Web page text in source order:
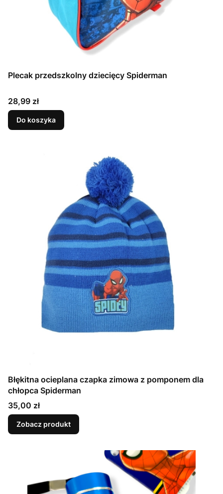
Plecak przedszkolny dziecięcy Spiderman
Cena
28,99 zł
Do koszyka
Błękitna ocieplana czapka zimowa z pomponem dla
chłopca Spiderman
Cena
35,00 zł
Zobacz produkt